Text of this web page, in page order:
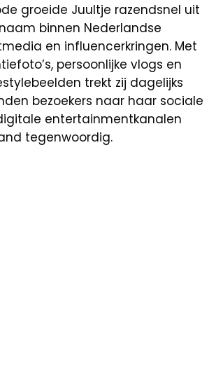
groeide Juultje razendsnel uit
binnen Nederlandse
en influencerkringen. Met
persoonlijke vlogs en
trekt zij dagelijks
bezoekers naar haar sociale
entertainmentkanalen
tegenwoordig.